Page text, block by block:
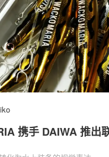
携手 DAIWA 推出